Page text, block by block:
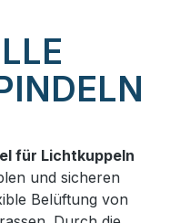
für Lichtkuppeln
und sicheren
Belüftung von